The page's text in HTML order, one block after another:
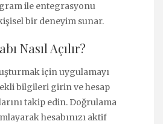
ile entegrasyonu
bir deneyim sunar.
Nasıl Açılır?
için uygulamayı
bilgileri girin ve hesap
takip edin. Doğrulama
hesabınızı aktif